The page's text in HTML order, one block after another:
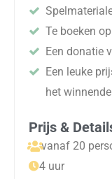
Te boeken
Een donatie
Een leuke
het
Prijs &
vanaf 20
4 uur